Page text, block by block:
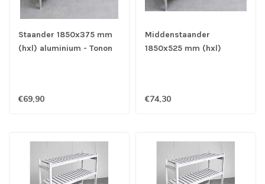
Staander 1850x375 mm
(hxl) aluminium - Tonon
€69,90
Middenstaander
1850x525 mm (hxl)
€74,30